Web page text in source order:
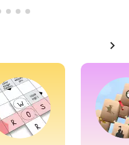
chevron_right